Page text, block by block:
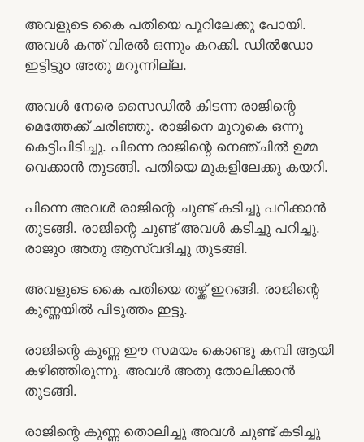
അവളുടെ കൈ പതിയെ പൂറിലേക്കു പോയി.
അവൾ കന്ത് വിരൽ ഒന്നും കറക്കി. ഡിൽഡോ
ഇട്ടിട്ടുo അതു മറുന്നില്ല.
അവൾ നേരെ സൈഡിൽ കിടന്ന രാജിന്റെ
മെത്തേക്ക് ചരിഞ്ഞു. രാജിനെ മുറുകെ ഒന്നു
കെട്ടിപിടിച്ചു. പിന്നെ രാജിന്റെ നെഞ്ചിൽ ഉമ്മ
വെക്കാൻ തുടങ്ങി. പതിയെ മുകളിലേക്കു കയറി.
പിന്നെ അവൾ രാജിന്റെ ചുണ്ട് കടിച്ചു പറിക്കാൻ
തുടങ്ങി. രാജിന്റെ ചുണ്ട് അവൾ കടിച്ചു പറിച്ചു.
രാജുo അതു ആസ്വദിച്ചു തുടങ്ങി.
അവളുടെ കൈ പതിയെ തഴ്ക്ക് ഇറങ്ങി. രാജിന്റെ
കുണ്ണയിൽ പിടുത്തം ഇട്ടു.
രാജിന്റെ കുണ്ണ ഈ സമയം കൊണ്ടു കമ്പി ആയി
കഴിഞ്ഞിരുന്നു. അവൾ അതു തോലിക്കാൻ
തുടങ്ങി.
രാജിന്റെ കുണ്ണ തൊലിച്ചു അവൾ ചുണ്ട് കടിച്ചു